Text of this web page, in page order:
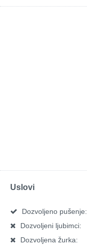
Uslovi
Dozvoljeno pušenje:
Dozvoljeni ljubimci:
Dozvoljena žurka: